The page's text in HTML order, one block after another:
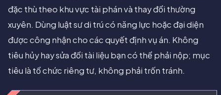
đặc thù theo khu vực tài phán và thay đổi thường
xuyên. Dùng luật sư di trú có năng lực hoặc đại diện
được công nhận cho các quyết định vụ án. Không
tiêu hủy hay sửa đổi tài liệu bạn có thể phải nộp; mục
tiêu là tổ chức riêng tư, không phải trốn tránh.